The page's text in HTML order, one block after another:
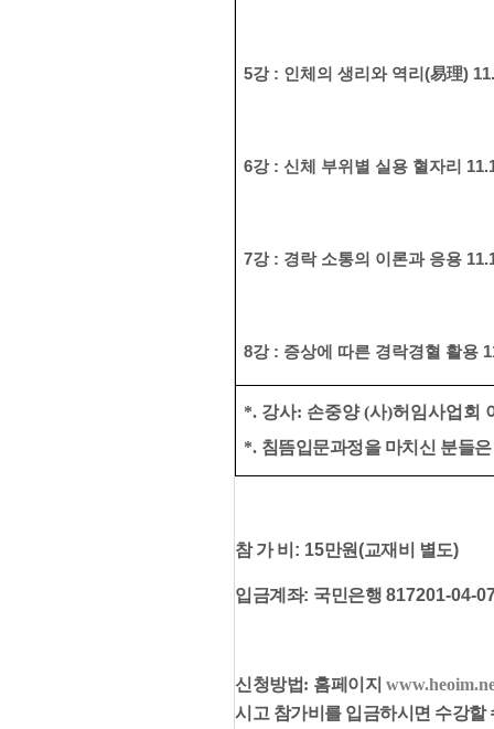
5강 : 인체의 생리와 역리 (易理) 11
6강 : 신체 부위별 실용 혈자리
7강 : 경락 소통의 이론과 응용
8강 : 증상에 따른 경락경혈 활용
*. 강사: 손중양(사)허임사업회
*. ​ 침뜸입문과정을 마치신 분들
참 가 비 : 15만원(교재비 별도)
입금계좌: 국민은행 817201-04-
신청방법: 홈페이지
시고 참가비를 입금하시면 수강할